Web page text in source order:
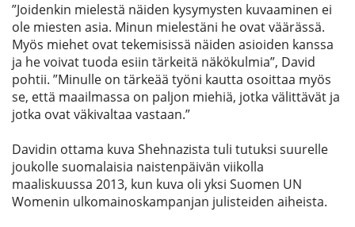
”Joidenkin mielestä näiden kysymysten kuvaaminen ei
ole miesten asia. Minun mielestäni he ovat väärässä.
Myös miehet ovat tekemisissä näiden asioiden kanssa
ja he voivat tuoda esiin tärkeitä näkökulmia”, David
pohtii. ”Minulle on tärkeää työni kautta osoittaa myös
se, että maailmassa on paljon miehiä, jotka välittävät ja
jotka ovat väkivaltaa vastaan.”
Davidin ottama kuva Shehnazista tuli tutuksi suurelle
joukolle suomalaisia naistenpäivän viikolla
maaliskuussa 2013, kun kuva oli yksi Suomen UN
Womenin ulkomainoskampanjan julisteiden aiheista.